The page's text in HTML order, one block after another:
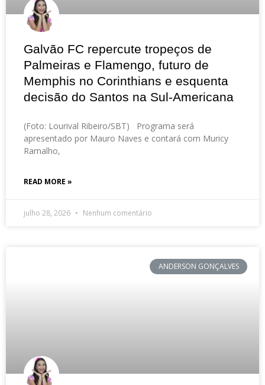
Galvão FC repercute tropeços de
Palmeiras e Flamengo, futuro de
Memphis no Corinthians e esquenta
decisão do Santos na Sul-Americana
(Foto: Lourival Ribeiro/SBT) Programa será
apresentado por Mauro Naves e contará com Muricy
Ramalho,
READ MORE »
julho 28, 2026 Nenhum comentário
ANDERSON GONÇALVES